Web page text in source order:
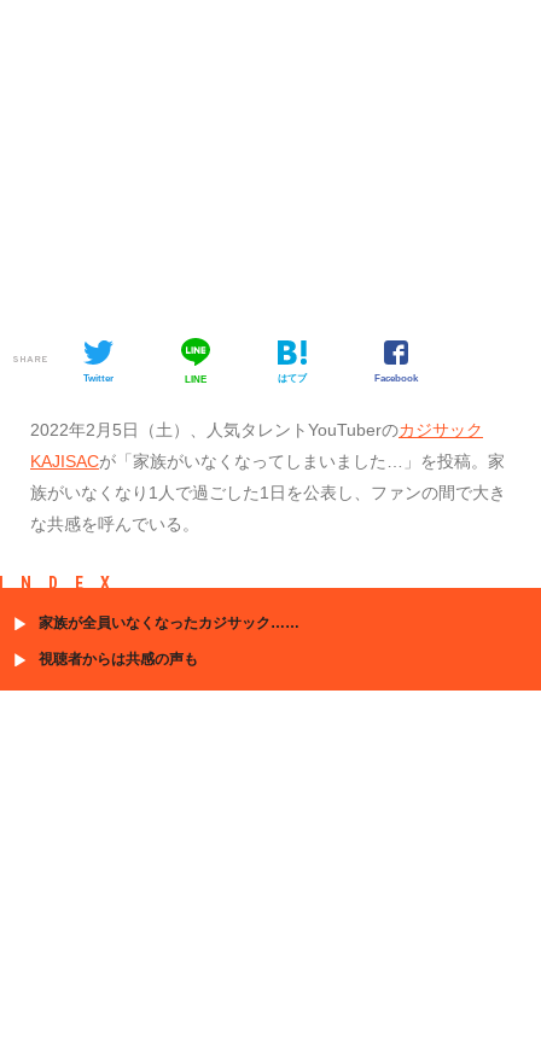
SHARE
Twitter LINE はてブ Facebook
2022年2月5日（土）、人気タレントYouTuberのカジサック
KAJISACが「家族がいなくなってしまいました…」を投稿。家
族がいなくなり1人で過ごした1日を公表し、ファンの間で大き
な共感を呼んでいる。
INDEX
家族が全員いなくなったカジサック……
視聴者からは共感の声も